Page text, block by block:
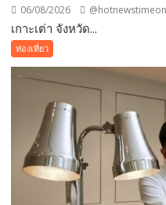
06/08/2026
เกาะเต่า จังหวัด...
ท่องเที่ยว